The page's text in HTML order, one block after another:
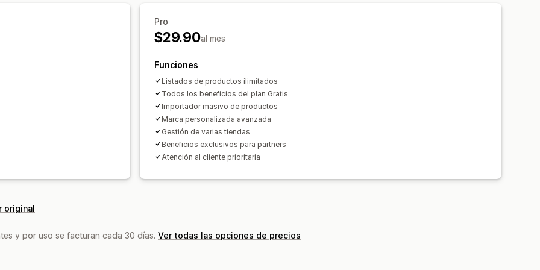
Etiqueta blanca
Múltiples envíos
Seguimiento de pedidos
Pro
$29.90al mes
Funciones
Listados de productos ilimitados
Todos los beneficios del plan Gratis
Importador masivo de productos
Marca personalizada avanzada
Gestión de varias tiendas
Beneficios exclusivos para partners
Atención al cliente prioritaria
original
y por uso se facturan cada 30 días. Ver todas las opciones de precios